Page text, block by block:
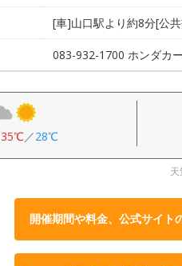
[車]山口駅より約8分[公
083-932-1700 ホンダカ
35℃／28℃
開催期間や料金、公式サイト